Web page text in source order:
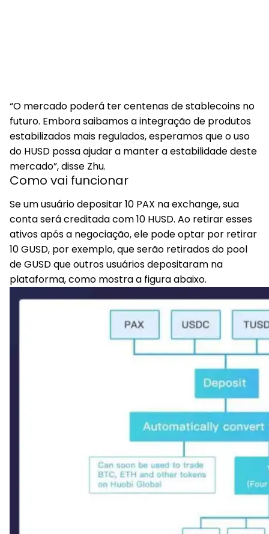
“O mercado poderá ter centenas de stablecoins no
futuro. Embora saibamos a integração de produtos
estabilizados mais regulados, esperamos que o uso
do HUSD possa ajudar a manter a estabilidade deste
mercado”, disse Zhu.
Como vai funcionar
Se um usuário depositar 10 PAX na exchange, sua
conta será creditada com 10 HUSD. Ao retirar esses
ativos após a negociação, ele pode optar por retirar
10 GUSD, por exemplo, que serão retirados do pool
de GUSD que outros usuários depositaram na
plataforma, como mostra a figura abaixo.